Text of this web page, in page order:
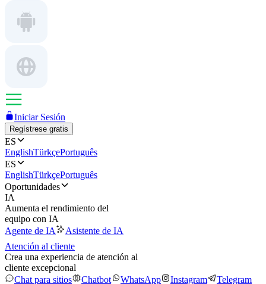
Iniciar Sesión
Regístrese gratis
ES
EnglishTürkçePortuguês
ES
EnglishTürkçePortuguês
Oportunidades
IA
Aumenta el rendimiento del
equipo con IA
Agente de IA
Asistente de IA
Atención al cliente
Crea una experiencia de atención al
cliente excepcional
Chat para sitios
Chatbot WhatsApp Instagram Telegram